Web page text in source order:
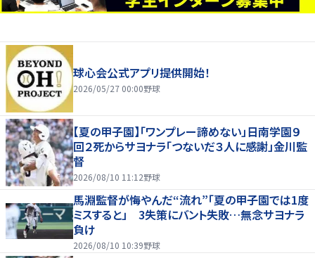
球心会公式アプリ提供開始！
2026/05/27 00:00野球
【夏の甲子園】「ワンプレー諦めない」日南学園９
回２死からサヨナラ「つないだ３人に感謝」金川監
督
2026/08/10 11:12野球
馬淵監督が悔やんだ“流れ”「夏の甲子園では1度
ミスすると」 3失策にバント失敗…無念サヨナラ
負け
2026/08/10 10:39野球